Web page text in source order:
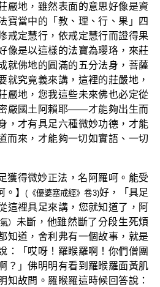
嚴地，雖然表面的意思好像是資
寶當中的「教、理、行、果」四
戒定慧行，依戒定慧行而證得果
像是以這樣的法寶為瓔珞，來莊
就佛地的圓滿的五分法身，菩薩
就究竟義來講，這裡的莊嚴地，
嚴地，您我這些未來佛也必定從
嚴國土阿賴耶——才能夠出生而
，才有具足六種微妙功德，才能
來，才能夠一切如實語、一切
獲得微妙正法，名阿羅呵。能受
。】(《優婆塞戒經》卷3)好，「具足
這裡具足來講，您就知道了，阿
） 未斷，他雖然斷了分段生死煩
知道，舍利弗有一個故事，就是
：「哎呀！羅睺羅啊！你們僧團
？」佛明明有看到羅睺羅面黃肌
知故問。羅睺羅這時候回答說：